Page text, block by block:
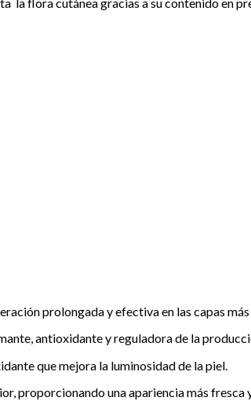
la flora cutánea gracias a su contenido en
prolongada y efectiva en las capas
antioxidante y reguladora de la
que mejora la luminosidad de la piel.
proporcionando una apariencia más fresca